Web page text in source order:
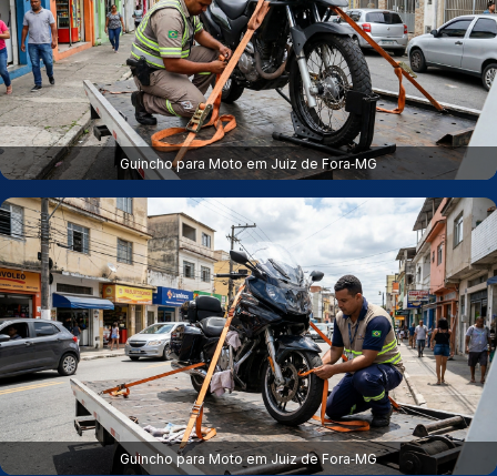
Guincho para Moto em Juiz de Fora‑MG
Guincho para Moto em Juiz de Fora‑MG